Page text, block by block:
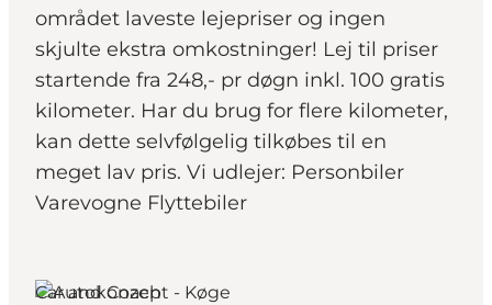
Planifiez votre voyage
området laveste lejepriser og ingen
skjulte ekstra omkostninger! Lej til priser
startende fra 248,- pr døgn inkl. 100 gratis
kilometer. Har du brug for flere kilometer,
kan dette selvfølgelig tilkøbes til en
meget lav pris. Vi udlejer: Personbiler
Varevogne Flyttebiler
Car and Coach